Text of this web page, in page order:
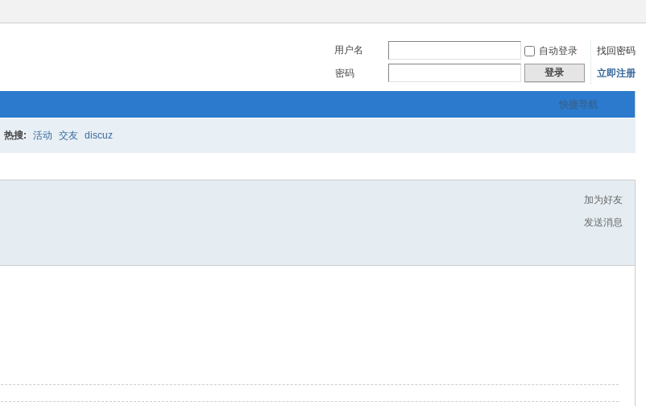
用户名 自动登录
找回密码
密码
登录 立即注册
快捷导航
热搜: 活动 交友 discuz
加为好友
发送消息